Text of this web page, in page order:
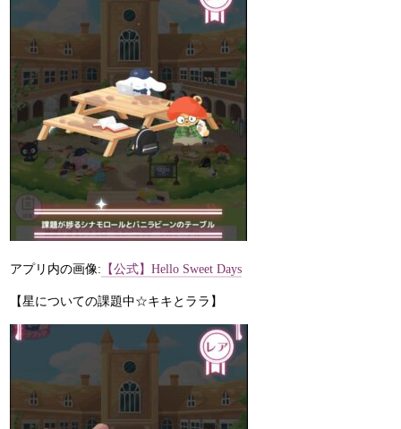
アプリ内の画像: 【公式】Hello Sweet Days
【星についての課題中☆キキとララ】